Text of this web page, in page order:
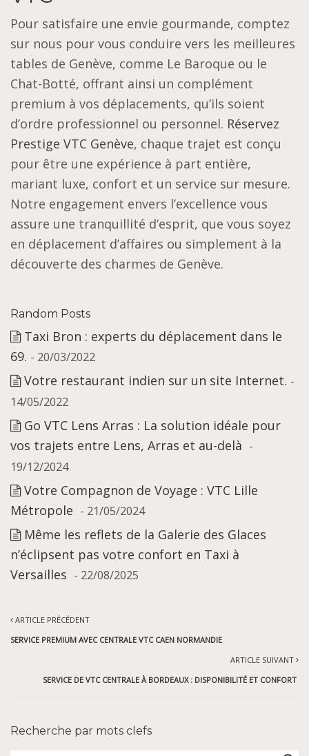
Pour satisfaire une envie gourmande, comptez
sur nous pour vous conduire vers les meilleures
tables de Genève, comme Le Baroque ou le
Chat-Botté, offrant ainsi un complément
premium à vos déplacements, qu’ils soient
d’ordre professionnel ou personnel. Réservez
Prestige VTC Genève, chaque trajet est conçu
pour être une expérience à part entière,
mariant luxe, confort et un service sur mesure.
Notre engagement envers l’excellence vous
assure une tranquillité d’esprit, que vous soyez
en déplacement d’affaires ou simplement à la
découverte des charmes de Genève.
Random Posts
Taxi Bron : experts du déplacement dans le
69. - 20/03/2022
Votre restaurant indien sur un site Internet. -
14/05/2022
Go VTC Lens Arras : La solution idéale pour
vos trajets entre Lens, Arras et au-delà -
19/12/2024
Votre Compagnon de Voyage : VTC Lille
Métropole - 21/05/2024
Même les reflets de la Galerie des Glaces
n’éclipsent pas votre confort en Taxi à
Versailles - 22/08/2025
ARTICLE PRÉCÉDENT
SERVICE PREMIUM AVEC CENTRALE VTC CAEN NORMANDIE
ARTICLE SUIVANT
SERVICE DE VTC CENTRALE À BORDEAUX : DISPONIBILITÉ ET CONFORT
Recherche par mots clefs